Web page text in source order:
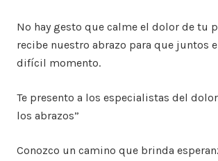
No hay gesto que calme el dolor de tu
recibe nuestro abrazo para que juntos
difícil momento.
Te presento a los especialistas del
los abrazos”
Conozco un camino que brinda